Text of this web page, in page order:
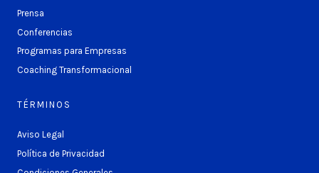
Prensa
Conferencias
Programas para Empresas
Coaching Transformacional
TÉRMINOS
Aviso Legal
Política de Privacidad